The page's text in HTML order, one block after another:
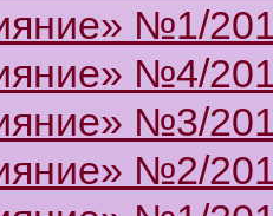
№1/
№4/
№3/
№2/